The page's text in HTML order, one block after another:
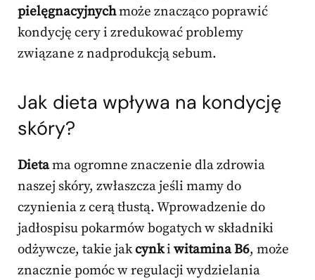
pielęgnacyjnychmoże znacząco poprawić
kondycję cery i zredukować problemy
związane z nadprodukcją sebum.
Jak dieta wpływa na kondycję
skóry?
Dietama ogromne znaczenie dla zdrowia
naszej skóry, zwłaszcza jeśli mamy do
czynienia z cerą tłustą. Wprowadzenie do
jadłospisu pokarmów bogatych w składniki
odżywcze, takie jakcynki witamina B6, może
znacznie pomóc w regulacji wydzielania